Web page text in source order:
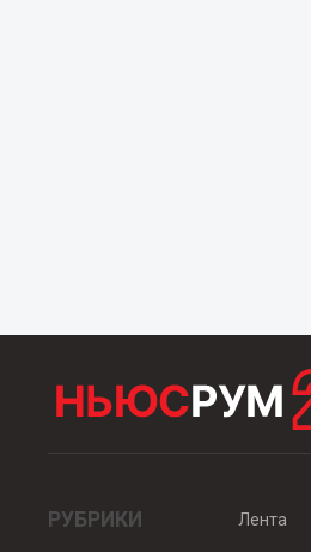
РУБРИКИ
Лента